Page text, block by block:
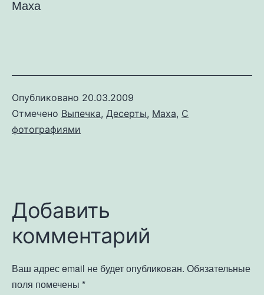
Маха
Опубликовано 20.03.2009
Отмечено Выпечка, Десерты, Маха, С
фотографиями
Добавить
комментарий
Ваш адрес email не будет опубликован. Обязательные
поля помечены *